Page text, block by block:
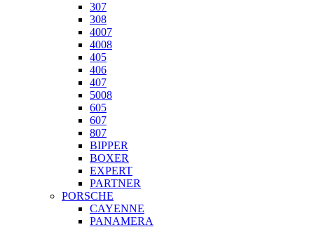
307
308
4007
4008
405
406
407
5008
605
607
807
BIPPER
BOXER
EXPERT
PARTNER
PORSCHE
CAYENNE
PANAMERA